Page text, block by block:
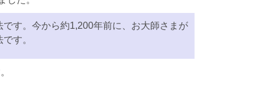
す。今から約1,200年前に、お大師さまが
す。